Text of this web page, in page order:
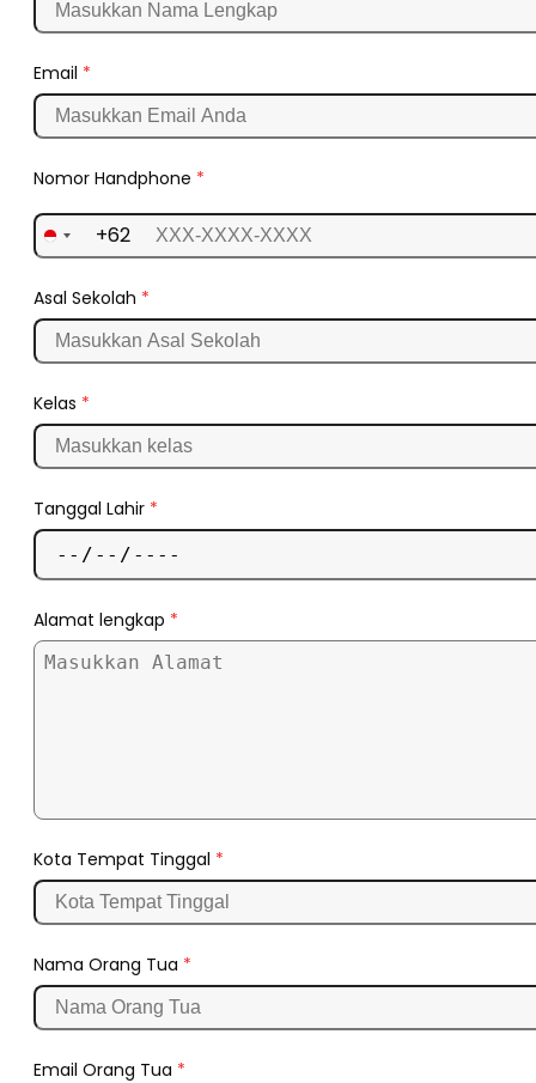
Email *
Nomor Handphone *
+62
Asal Sekolah *
Kelas *
Tanggal Lahir *
Alamat lengkap *
Kota Tempat Tinggal *
Nama Orang Tua *
Email Orang Tua *